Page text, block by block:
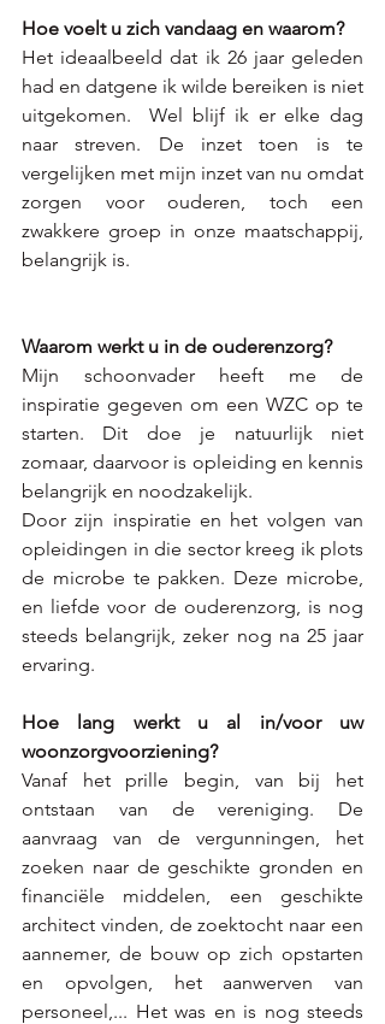
Hoe voelt u zich vandaag en waarom?
Het ideaalbeeld dat ik 26 jaar geleden
had en datgene ik wilde bereiken is niet
uitgekomen.  Wel blijf ik er elke dag
naar streven. De inzet toen is te
vergelijken met mijn inzet van nu omdat
zorgen voor ouderen, toch een
zwakkere groep in onze maatschappij,
belangrijk is.
Waarom werkt u in de ouderenzorg?
Mijn schoonvader heeft me de
inspiratie gegeven om een WZC op te
starten. Dit doe je natuurlijk niet
zomaar, daarvoor is opleiding en kennis
belangrijk en noodzakelijk.
Door zijn inspiratie en het volgen van
opleidingen in die sector kreeg ik plots
de microbe te pakken. Deze microbe,
en liefde voor de ouderenzorg, is nog
steeds belangrijk, zeker nog na 25 jaar
ervaring.
Hoe lang werkt u al in/voor uw
woonzorgvoorziening?
Vanaf het prille begin, van bij het
ontstaan van de vereniging. De
aanvraag van de vergunningen, het
zoeken naar de geschikte gronden en
financiële middelen, een geschikte
architect vinden, de zoektocht naar een
aannemer, de bouw op zich opstarten
en opvolgen, het aanwerven van
personeel,... Het was en is nog steeds